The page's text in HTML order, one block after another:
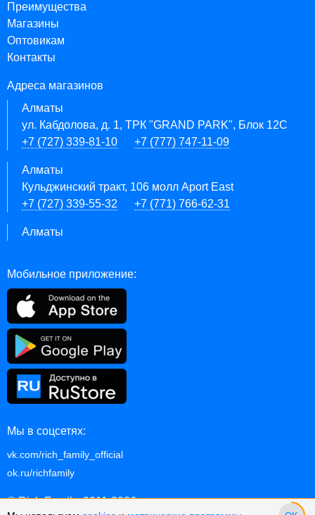
Преимущества
Магазины
Оптовикам
Контакты
Адреса магазинов
Алматы
ул. Кабдолова, д. 1, ТРК "GRAND PARK", Блок 12C
+7 (727) 339-81-10
+7 (777) 747-11-09
Алматы
Кульджинский тракт, 106 молл Aport East
+7 (727) 339-55-32
+7 (771) 766-62-31
Алматы
Мобильное приложение:
Мы в соцсетях:
vk.com/rich_family_official
ok.ru/richfamily
© Rich Family, 2011-2026